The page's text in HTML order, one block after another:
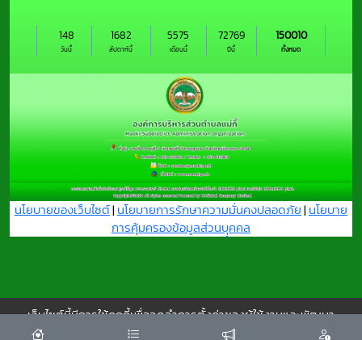
วันนี้
148
สัปดาห์นี้
1682
เดือนนี้
5575
ปีนี้
72769
ทั้งหมด
150010
นโยบายของเว็บไซต์| นโยบายการรักษาความมั่นคงปลอดภัย| นโยบาย
การคุ้มครองข้อมูลส่วนบุุคคล
เว็บไซต์นี้มีการใช้คุกกี้เพื่อจดจำการตั้งค่าของผู้ใช้งานและพัฒนา
ประสบการณ์การใช้งานของคุณให้ดียิ่งขึ้น